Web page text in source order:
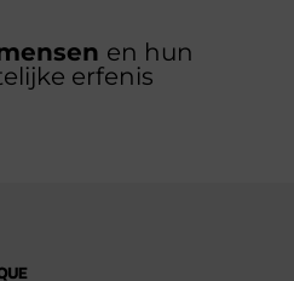
en hun
erfenis